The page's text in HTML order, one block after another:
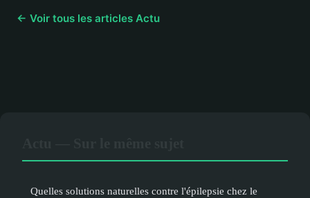
← Voir tous les articles Actu
Quelles solutions naturelles contre l'épilepsie chez le